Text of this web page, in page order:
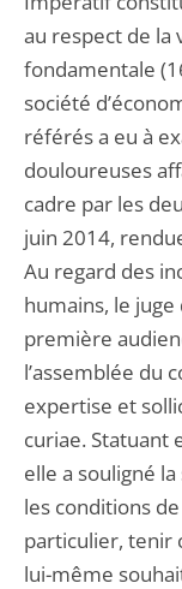
au respect de la
fondamentale
société
référés a eu à
douloureuses
cadre par les
juin 2014,
Au regard des
humains, le
première
l’assemblée du
expertise et
curiae. Statuant
elle a souligné
les conditions
particulier, tenir
lui-même